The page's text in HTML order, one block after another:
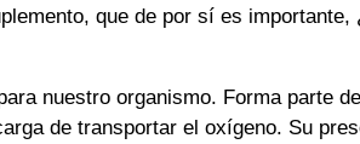
que de por sí es importante,
nuestro organismo. Forma parte
de transportar el oxígeno. Su